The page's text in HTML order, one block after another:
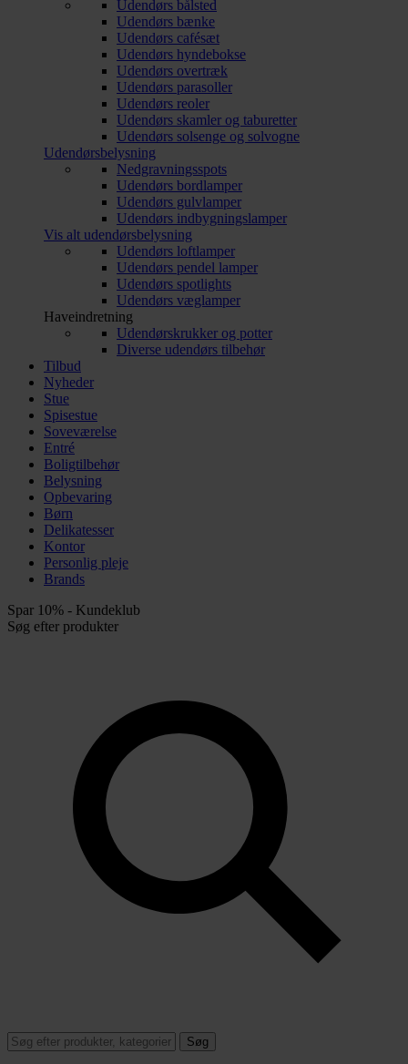
Udendørs bålsted
Udendørs bænke
Udendørs cafésæt
Udendørs hyndebokse
Udendørs overtræk
Udendørs parasoller
Udendørs reoler
Udendørs skamler og taburetter
Udendørs solsenge og solvogne
Udendørsbelysning
Nedgravningsspots
Udendørs bordlamper
Udendørs gulvlamper
Udendørs indbygningslamper
Vis alt udendørsbelysning
Udendørs loftlamper
Udendørs pendel lamper
Udendørs spotlights
Udendørs væglamper
Haveindretning
Udendørskrukker og potter
Diverse udendørs tilbehør
Tilbud
Nyheder
Stue
Spisestue
Soveværelse
Entré
Boligtilbehør
Belysning
Opbevaring
Børn
Delikatesser
Kontor
Personlig pleje
Brands
Spar 10% - Kundeklub
Søg efter produkter
Søg